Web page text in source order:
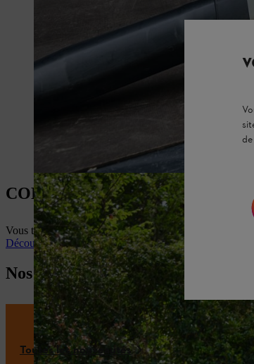
CONSEILS POUR LE JARDIN
Vous trouverez ici des conseils d'utilisation utiles, des
Découvrir maintenant le guide et les projets DIY
Nos nouveaux outils
Toutes les nouveautés